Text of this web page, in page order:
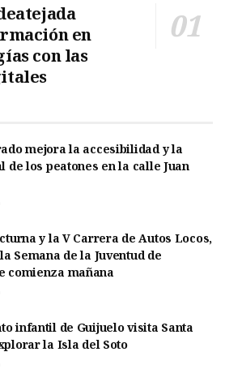
en
con las
mejora la accesibilidad y la
de los peatones en la calle Juan
y la V Carrera de Autos Locos,
Semana de la Juventud de
comienza mañana
infantil de Guijuelo visita Santa
la Isla del Soto